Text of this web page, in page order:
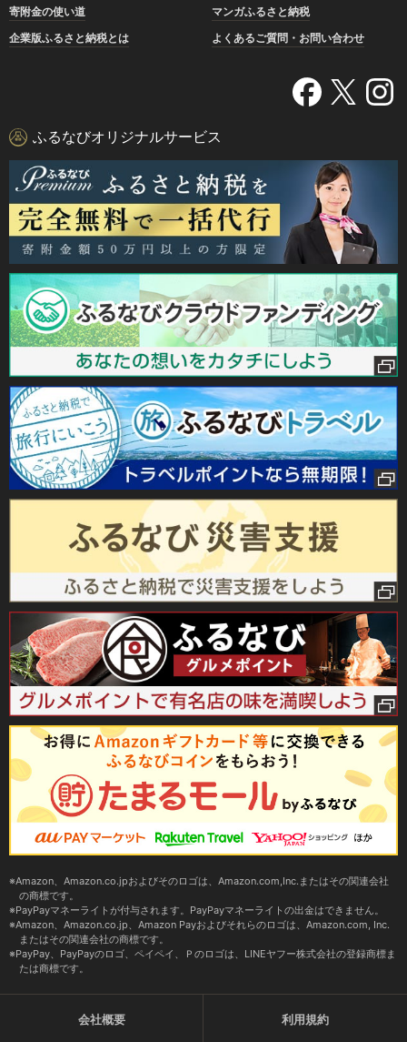
寄附金の使い道
マンガふるさと納税
企業版ふるさと納税とは
よくあるご質問・お問い合わせ
ふるなびオリジナルサービス
Amazon、Amazon.co.jpおよびそのロゴは、Amazon.com,Inc.またはその関連会社
の商標です。
PayPayマネーライトが付与されます。PayPayマネーライトの出金はできません。
Amazon、Amazon.co.jp、Amazon Payおよびそれらのロゴは、Amazon.com, Inc.
またはその関連会社の商標です。
PayPay、PayPayのロゴ、ペイペイ、Ｐのロゴは、LINEヤフー株式会社の登録商標ま
たは商標です。
会社概要 利用規約